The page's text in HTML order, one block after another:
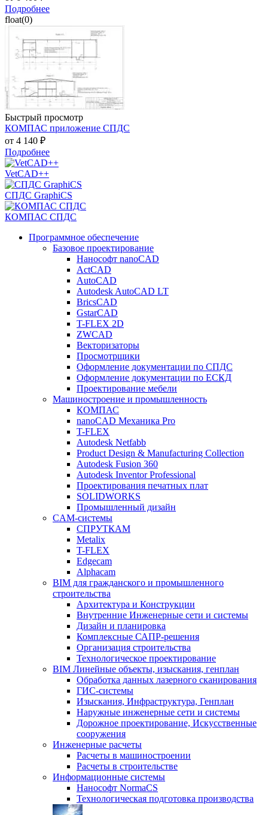
Подробнее
float(0)
Быстрый просмотр
КОМПАС приложение СПДС
от 4 140 ₽
Подробнее
VetCAD++
СПДС GraphiCS
КОМПАС СПДС
Программное обеспечение
Базовое проектирование
Нанософт nanoCAD
ActCAD
AutoCAD
Autodesk AutoCAD LT
BricsCAD
GstarCAD
T-FLEX 2D
ZWCAD
Векторизаторы
Просмотрщики
Оформление документации по СПДС
Оформление документации по ЕСКД
Проектирование мебели
Машиностроение и промышленность
КОМПАС
nanoCAD Механика Pro
T-FLEX
Autodesk Netfabb
Product Design & Manufacturing Collection
Autodesk Fusion 360
Autodesk Inventor Professional
Проектирования печатных плат
SOLIDWORKS
Промышленный дизайн
CAM-системы
СПРУТКAM
Metalix
T-FLEX
Edgecam
Alphacam
BIM для гражданского и промышленного
строительства
Архитектура и Конструкции
Внутренние Инженерные сети и системы
Дизайн и планировка
Комплексные САПР-решения
Организация строительства
Технологическое проектирование
BIM Линейные объекты, изыскания, генплан
Обработка данных лазерного сканирования
ГИС-системы
Изыскания, Инфраструктура, Генплан
Наружные инженерные сети и системы
Дорожное проектирование, Искусственные
сооружения
Инженерные расчеты
Расчеты в машиностроении
Расчеты в строительстве
Информационные системы
Нанософт NormaCS
Технологическая подготовка производства